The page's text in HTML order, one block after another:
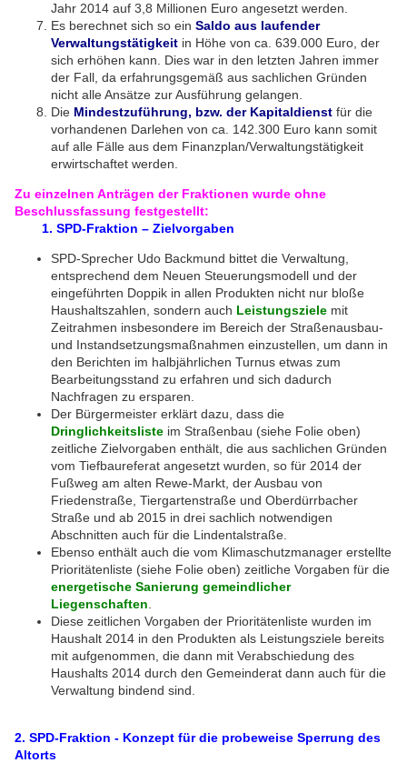
Jahr 2014 auf 3,8 Millionen Euro angesetzt werden.
Es berechnet sich so ein Saldo aus laufender
Verwaltungstätigkeit in Höhe von ca. 639.000 Euro, der
sich erhöhen kann. Dies war in den letzten Jahren immer
der Fall, da erfahrungsgemäß aus sachlichen Gründen
nicht alle Ansätze zur Ausführung gelangen.
Die Mindestzuführung, bzw. der Kapitaldienst für die
vorhandenen Darlehen von ca. 142.300 Euro kann somit
auf alle Fälle aus dem Finanzplan/Verwaltungstätigkeit
erwirtschaftet werden.
Zu einzelnen Anträgen der Fraktionen wurde ohne
Beschlussfassung festgestellt:
1. SPD-Fraktion – Zielvorgaben
SPD-Sprecher Udo Backmund bittet die Verwaltung,
entsprechend dem Neuen Steuerungsmodell und der
eingeführten Doppik in allen Produkten nicht nur bloße
Haushaltszahlen, sondern auch Leistungsziele mit
Zeitrahmen insbesondere im Bereich der Straßenausbau-
und Instandsetzungsmaßnahmen einzustellen, um dann in
den Berichten im halbjährlichen Turnus etwas zum
Bearbeitungsstand zu erfahren und sich dadurch
Nachfragen zu ersparen.
Der Bürgermeister erklärt dazu, dass die
Dringlichkeitsliste im Straßenbau (siehe Folie oben)
zeitliche Zielvorgaben enthält, die aus sachlichen Gründen
vom Tiefbaureferat angesetzt wurden, so für 2014 der
Fußweg am alten Rewe-Markt, der Ausbau von
Friedenstraße, Tiergartenstraße und Oberdürrbacher
Straße und ab 2015 in drei sachlich notwendigen
Abschnitten auch für die Lindentalstraße.
Ebenso enthält auch die vom Klimaschutzmanager erstellte
Prioritätenliste (siehe Folie oben) zeitliche Vorgaben für die
energetische Sanierung gemeindlicher
Liegenschaften
Diese zeitlichen Vorgaben der Prioritätenliste wurden im
Haushalt 2014 in den Produkten als Leistungsziele bereits
mit aufgenommen, die dann mit Verabschiedung des
Haushalts 2014 durch den Gemeinderat dann auch für die
Verwaltung bindend sind.
2. SPD-Fraktion - Konzept für die probeweise Sperrung des
Altorts